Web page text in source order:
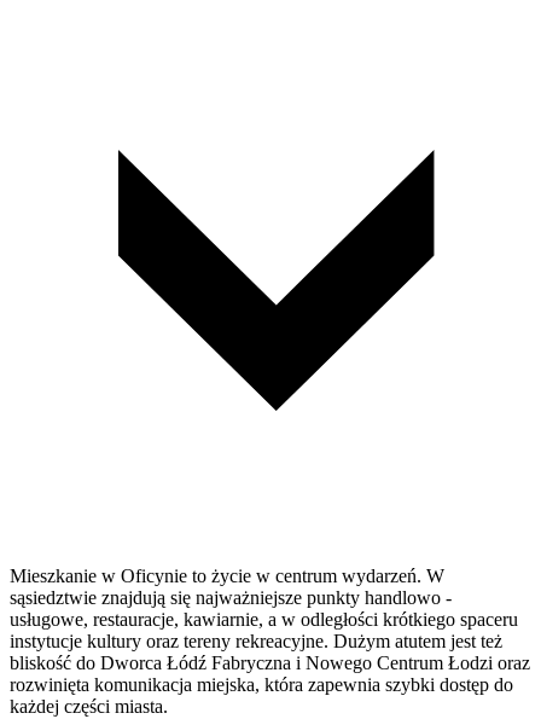
Mieszkanie w Oficynie to życie w centrum wydarzeń. W
sąsiedztwie znajdują się najważniejsze punkty handlowo -
usługowe, restauracje, kawiarnie, a w odległości krótkiego spaceru
instytucje kultury oraz tereny rekreacyjne. Dużym atutem jest też
bliskość do Dworca Łódź Fabryczna i Nowego Centrum Łodzi oraz
rozwinięta komunikacja miejska, która zapewnia szybki dostęp do
każdej części miasta.